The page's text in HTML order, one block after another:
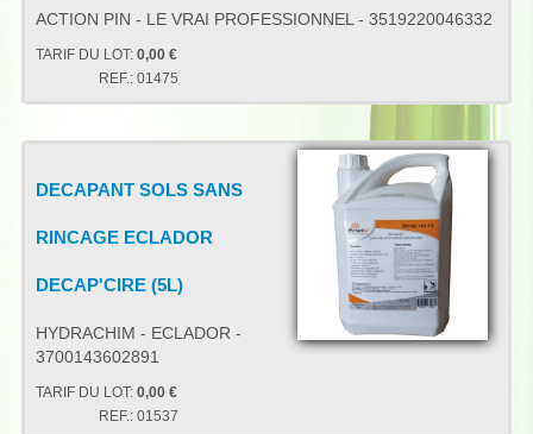
ACTION PIN - LE VRAI PROFESSIONNEL - 3519220046332
TARIF DU LOT: 0,00 €
REF.: 01475
DECAPANT SOLS SANS
RINCAGE ECLADOR
DECAP'CIRE (5L)
HYDRACHIM - ECLADOR -
3700143602891
TARIF DU LOT: 0,00 €
REF.: 01537